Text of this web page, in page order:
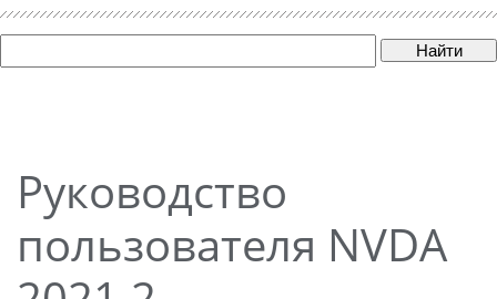
Найти
Руководство
пользователя NVDA